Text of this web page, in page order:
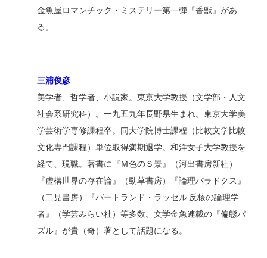
金魚屋ロマンチック・ミステリー第一弾『香獣』があ
る。
三浦俊彦
美学者、哲学者、小説家。東京大学教授（文学部・人文
社会系研究科）。一九五九年長野県生まれ。東京大学美
学芸術学専修課程卒。同大学院博士課程（比較文学比較
文化専門課程）単位取得満期退学。和洋女子大学教授を
経て、現職。著書に『Ｍ色のＳ景』（河出書房新社）
『虚構世界の存在論』（勁草書房）『論理パラドクス』
（二見書房）『バートランド・ラッセル 反核の論理学
者』（学芸みらい社）等多数。文学金魚連載の『偏態パ
ズル』が貴（奇）著として話題になる。